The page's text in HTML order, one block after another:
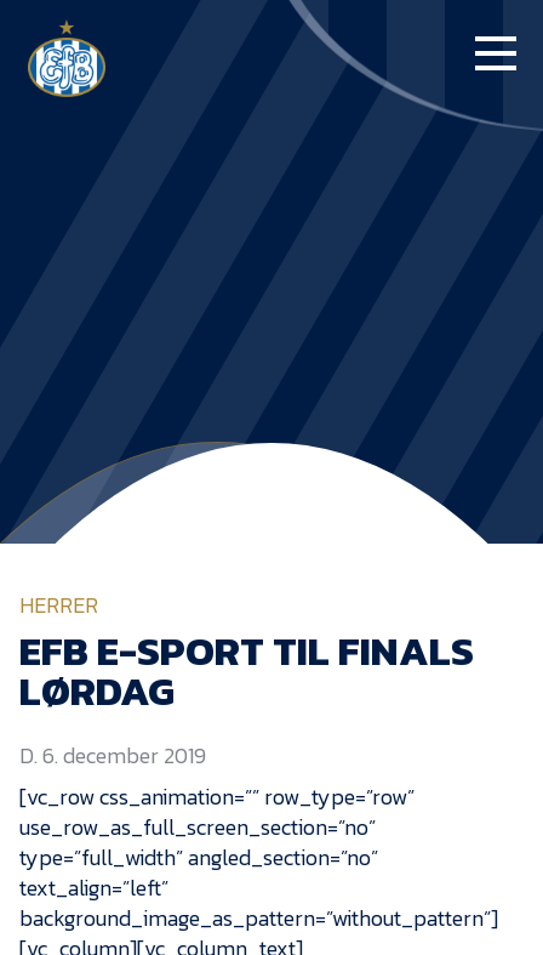
BLUE WATER
NYHEDER
EfB Akademi
Sydvestjysk Fodbold
Samarbejde
Partnere
Blue Water Arena
HERRER
EFB E-SPORT TIL FINALS
LØRDAG
D. 6. december 2019
[vc_row css_animation=”” row_type=”row”
use_row_as_full_screen_section=”no”
type=”full_width” angled_section=”no”
text_align=”left”
background_image_as_pattern=”without_pattern”]